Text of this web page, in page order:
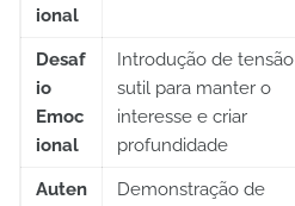
ional
Desaf
io
Emoc
ional
Introdução de tensão
sutil para manter o
interesse e criar
profundidade
Auten
Demonstração de